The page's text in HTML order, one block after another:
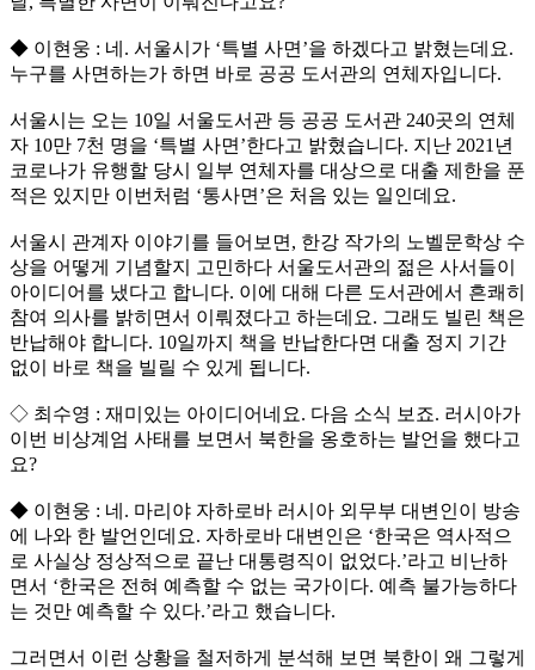
◆ 이현웅 : 네. 서울시가 ‘특별 사면’을 하겠다고 밝혔는데요.
누구를 사면하는가 하면 바로 공공 도서관의 연체자입니다.
서울시는 오는 10일 서울도서관 등 공공 도서관 240곳의 연체
자 10만 7천 명을 ‘특별 사면’한다고 밝혔습니다. 지난 2021년
코로나가 유행할 당시 일부 연체자를 대상으로 대출 제한을 푼
적은 있지만 이번처럼 ‘통사면’은 처음 있는 일인데요.
서울시 관계자 이야기를 들어보면, 한강 작가의 노벨문학상 수
상을 어떻게 기념할지 고민하다 서울도서관의 젊은 사서들이
아이디어를 냈다고 합니다. 이에 대해 다른 도서관에서 흔쾌히
참여 의사를 밝히면서 이뤄졌다고 하는데요. 그래도 빌린 책은
반납해야 합니다. 10일까지 책을 반납한다면 대출 정지 기간
없이 바로 책을 빌릴 수 있게 됩니다.
◇ 최수영 : 재미있는 아이디어네요. 다음 소식 보죠. 러시아가
이번 비상계엄 사태를 보면서 북한을 옹호하는 발언을 했다고
요?
◆ 이현웅 : 네. 마리야 자하로바 러시아 외무부 대변인이 방송
에 나와 한 발언인데요. 자하로바 대변인은 ‘한국은 역사적으
로 사실상 정상적으로 끝난 대통령직이 없었다.’라고 비난하
면서 ‘한국은 전혀 예측할 수 없는 국가이다. 예측 불가능하다
는 것만 예측할 수 있다.’라고 했습니다.
그러면서 이런 상황을 철저하게 분석해 보면 북한이 왜 그렇게